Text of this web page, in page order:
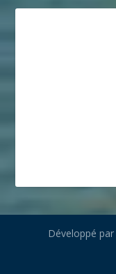
Développé par